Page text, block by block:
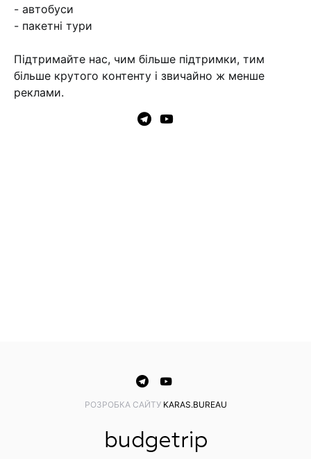
- автобуси
- пакетні тури
Підтримайте нас, чим більше підтримки, тим
більше крутого контенту і звичайно ж менше
реклами.
PОЗРОБКА САЙТУ KARAS.BUREAU